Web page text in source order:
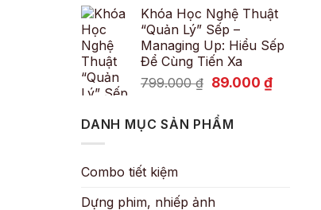
là:
2.499.000 ₫.
tại
là:
159.000 ₫.
Khóa Học Nghệ Thuật
“Quản Lý” Sếp –
Managing Up: Hiểu Sếp
Để Cùng Tiến Xa
799.000₫ Giá
là:
799.000 ₫.
89.000 ₫Giá
DANH MỤC SẢN PHẨM
Combo tiết kiệm
Dựng phim, nhiếp ảnh